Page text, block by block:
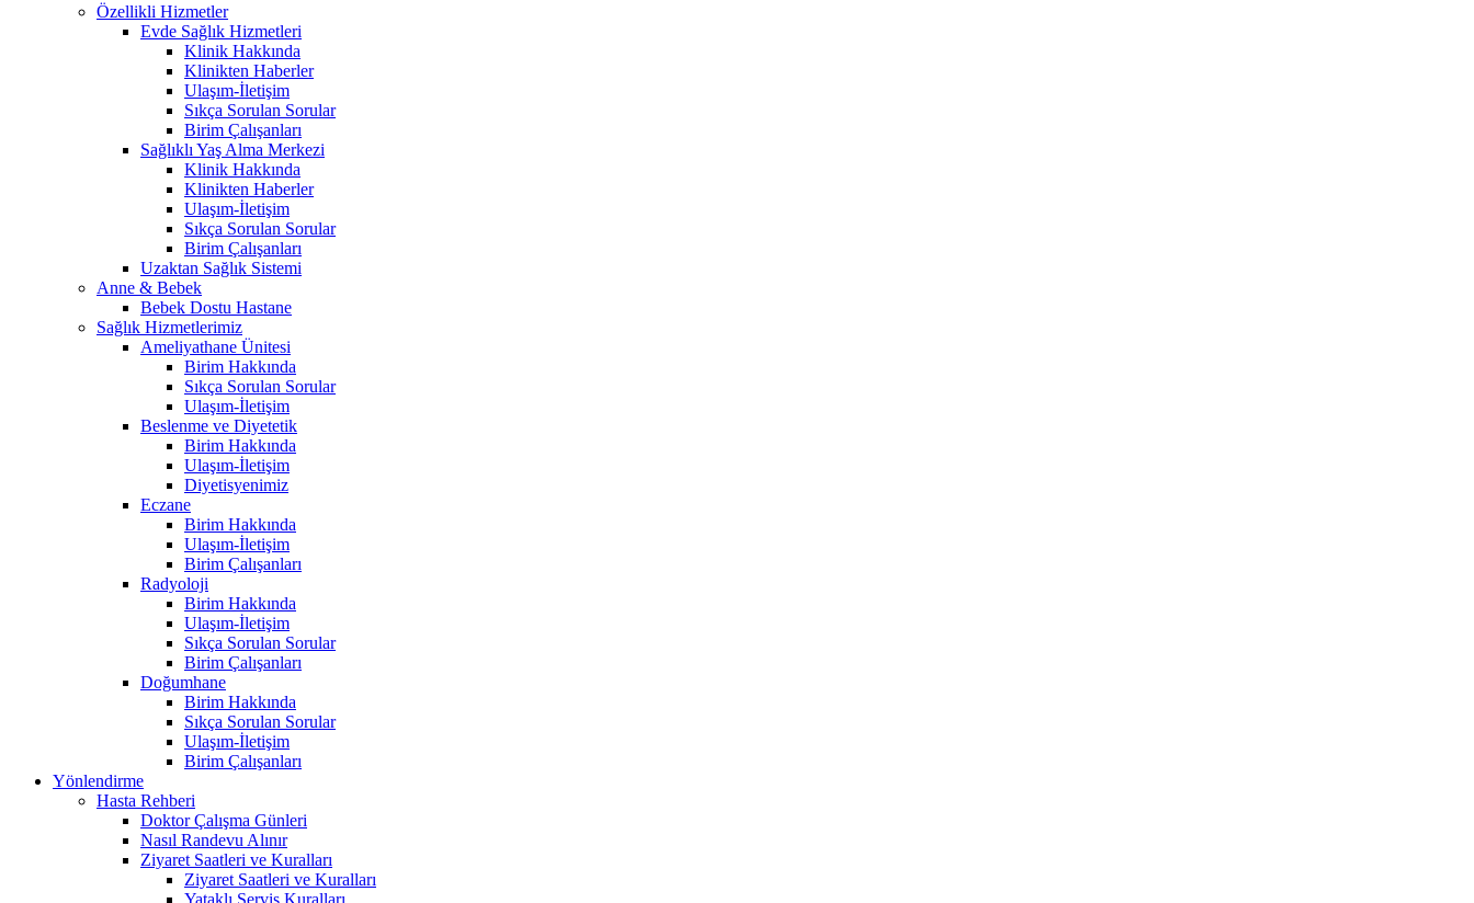
Özellikli Hizmetler
Evde Sağlık Hizmetleri
Klinik Hakkında
Klinikten Haberler
Ulaşım-İletişim
Sıkça Sorulan Sorular
Birim Çalışanları
Sağlıklı Yaş Alma Merkezi
Klinik Hakkında
Klinikten Haberler
Ulaşım-İletişim
Sıkça Sorulan Sorular
Birim Çalışanları
Uzaktan Sağlık Sistemi
Anne & Bebek
Bebek Dostu Hastane
Sağlık Hizmetlerimiz
Ameliyathane Ünitesi
Birim Hakkında
Sıkça Sorulan Sorular
Ulaşım-İletişim
Beslenme ve Diyetetik
Birim Hakkında
Ulaşım-İletişim
Diyetisyenimiz
Eczane
Birim Hakkında
Ulaşım-İletişim
Birim Çalışanları
Radyoloji
Birim Hakkında
Ulaşım-İletişim
Sıkça Sorulan Sorular
Birim Çalışanları
Doğumhane
Birim Hakkında
Sıkça Sorulan Sorular
Ulaşım-İletişim
Birim Çalışanları
Yönlendirme
Hasta Rehberi
Doktor Çalışma Günleri
Nasıl Randevu Alınır
Ziyaret Saatleri ve Kuralları
Ziyaret Saatleri ve Kuralları
Yataklı Servis Kuralları